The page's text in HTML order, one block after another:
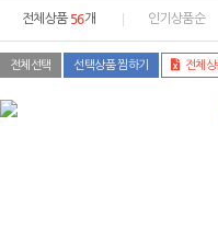
전체상품 56개 인기상품순
전체선택 선택상품 찜하기 전체